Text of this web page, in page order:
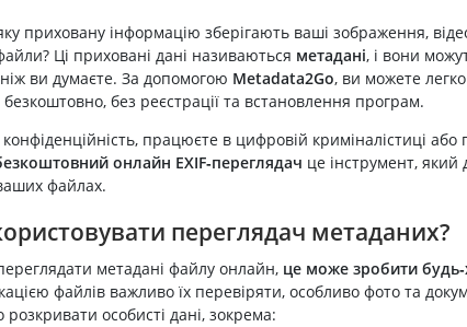
приховану інформацію зберігають ваші зображення,
Ці приховані дані називаються метадані, і вони
ви думаєте. За допомогою Metadata2Go, ви можете
без реєстрації та встановлення програм.
працюєте в цифровій криміналістиці або
онлайн EXIF‑переглядач це інструмент,
файлах.
переглядач метаданих?
метадані файлу онлайн, це може зробити
файлів важливо їх перевіряти, особливо фото та
особисті дані, зокрема: